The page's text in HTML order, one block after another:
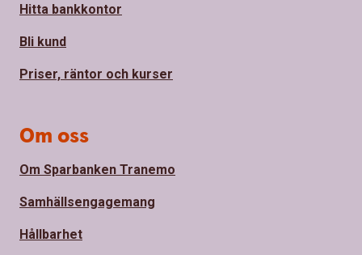
Hitta bankkontor
Bli kund
Priser, räntor och kurser
Om oss
Om Sparbanken Tranemo
Samhällsengagemang
Hållbarhet